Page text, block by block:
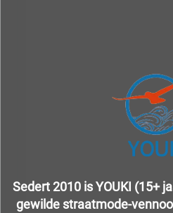
Sedert 2010 is YOUKI (15+
gewilde straatmode-